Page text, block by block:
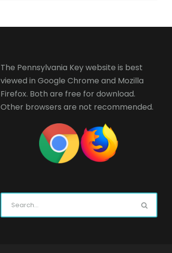
The Pennsylvania Key website is best
viewed in Google Chrome and Mozilla
Firefox. Both are free for download.
Other browsers are not recommended.